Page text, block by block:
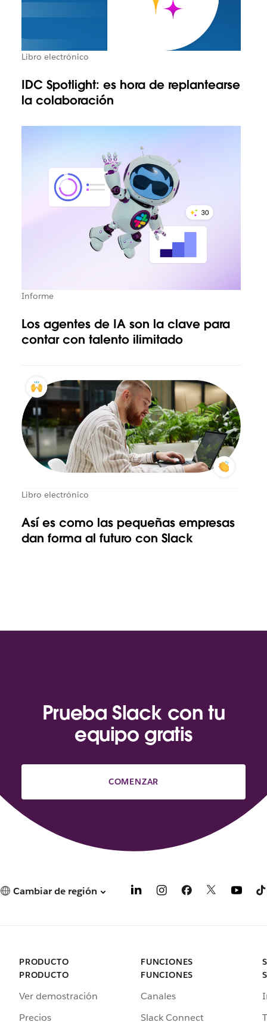
Libro electrónico
IDC Spotlight: es hora de replantearse
la colaboración
Informe
Los agentes de IA son la clave para
contar con talento ilimitado
Libro electrónico
Así es como las pequeñas empresas
dan forma al futuro con Slack
Prueba Slack con tu
equipo gratis
COMENZAR
Cambiar de región
PRODUCTO
PRODUCTO
Ver demostración
Precios
FUNCIONES
FUNCIONES
Canales
Slack Connect